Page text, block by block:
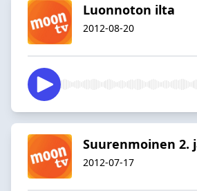
Luonnoton ilta
2012-08-20
Suurenmoinen 2.
2012-07-17